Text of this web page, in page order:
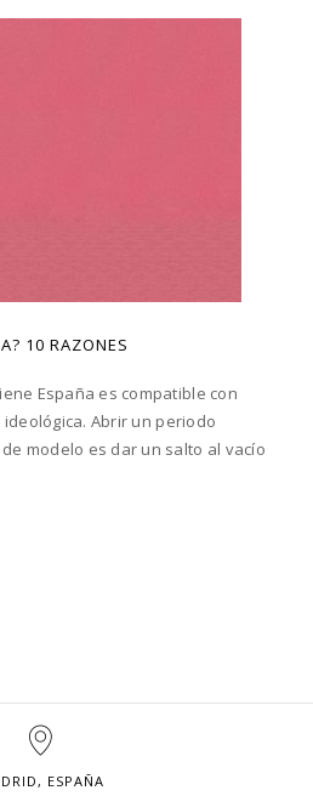
10 RAZONES
España es compatible con
Abrir un periodo
modelo es dar un salto al vacío
ESPAÑA